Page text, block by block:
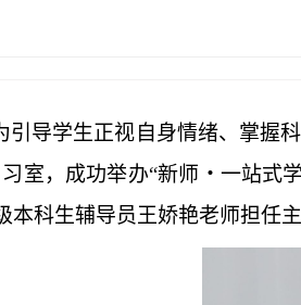
引导学生正视自身情绪、掌握
习室，成功举办“新师・一站
本科生辅导员王娇艳老师担任主